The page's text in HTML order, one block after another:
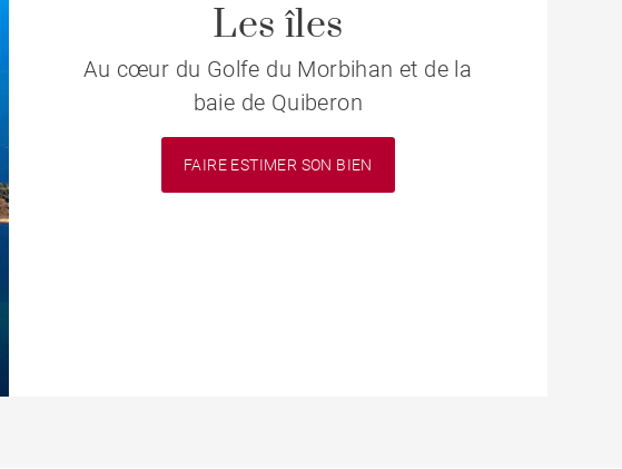
Les îles
Au cœur du Golfe du Morbihan et de la
baie de Quiberon
FAIRE ESTIMER SON BIEN